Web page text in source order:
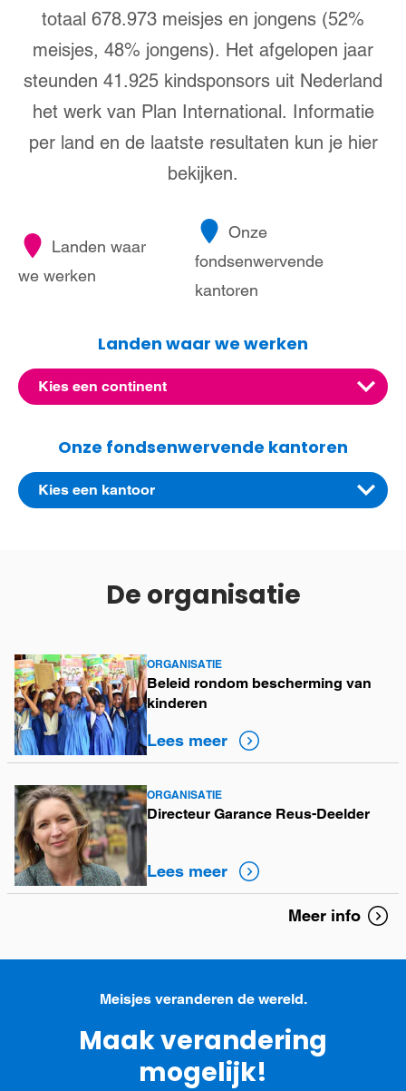
totaal 678.973 meisjes en jongens (52%
meisjes, 48% jongens). Het afgelopen jaar
steunden 41.925 kindsponsors uit Nederland
het werk van Plan International. Informatie
per land en de laatste resultaten kun je hier
bekijken.
Landen waar
we werken
Onze
fondsenwervende
kantoren
Landen waar we werken
Kies een continent
Zuid Amerika
Onze fondsenwervende kantoren
Kies een kantoor
België (Vlaams)
Canada
Colombia (Spaans)
Denemarken
Duitsland
EU kantoor
Finland
Frankrijk
De organisatie
ORGANISATIE
Beleid rondom bescherming van
kinderen
Lees meer
Lees
meer
ORGANISATIE
Directeur Garance Reus-Deelder
Lees meer
Lees
meer
Meer info
Meisjes veranderen de wereld.
Maak verandering
mogelijk!